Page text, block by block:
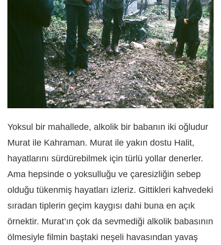
Yoksul bir mahallede, alkolik bir babanın iki oğludur
Murat ile Kahraman. Murat ile yakın dostu Halit,
hayatlarını sürdürebilmek için türlü yollar denerler.
Ama hepsinde o yoksulluğu ve çaresizliğin sebep
olduğu tükenmiş hayatları izleriz. Gittikleri kahvedeki
sıradan tiplerin geçim kaygısı dahi buna en açık
örnektir. Murat’ın çok da sevmediği alkolik babasının
ölmesiyle filmin baştaki neşeli havasından yavaş